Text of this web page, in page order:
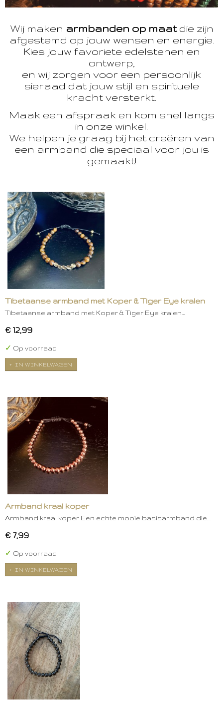
Wij maken armbanden op maatdie zijn
afgestemd op jouw wensen en energie.
Kies jouw favoriete edelstenen en
ontwerp,
en wij zorgen voor een persoonlijk
sieraad dat jouw stijl en spirituele
kracht versterkt.
Maak een afspraak en kom snel langs
in onze winkel.
We helpen je graag bij het creëren van
een armband die speciaal voor jou is
gemaakt!
Tibetaanse armband met Koper & Tiger Eye kralen
Tibetaanse armband met Koper & Tiger Eye kralen…
€ 12,99
✓ Op voorraad
IN WINKELWAGEN
Armband kraal koper
Armband kraal koper Een echte mooie basisarmband die…
€ 7,99
✓ Op voorraad
IN WINKELWAGEN